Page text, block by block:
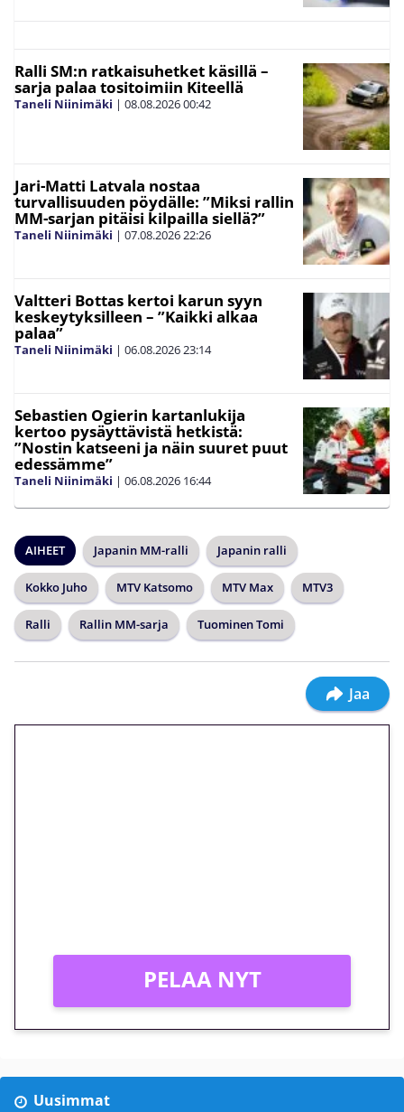
Ralli SM:n ratkaisuhetket käsillä –
sarja palaa tositoimiin Kiteellä
Taneli Niinimäki | 08.08.202600:42
Jari-Matti Latvala nostaa
turvallisuuden pöydälle: ”Miksi rallin
MM-sarjan pitäisi kilpailla siellä?”
Taneli Niinimäki | 07.08.202622:26
Valtteri Bottas kertoi karun syyn
keskeytyksilleen – ”Kaikki alkaa
palaa”
Taneli Niinimäki | 06.08.202623:14
Sebastien Ogierin kartanlukija
kertoo pysäyttävistä hetkistä:
”Nostin katseeni ja näin suuret puut
edessämme”
Taneli Niinimäki | 06.08.2026 16:44
AIHEET Japanin MM-ralli Japanin ralli
Kokko Juho MTV Katsomo MTV Max MTV3
Ralli Rallin MM-sarja Tuominen Tomi
Jaa
PELAA NYT
Uusimmat